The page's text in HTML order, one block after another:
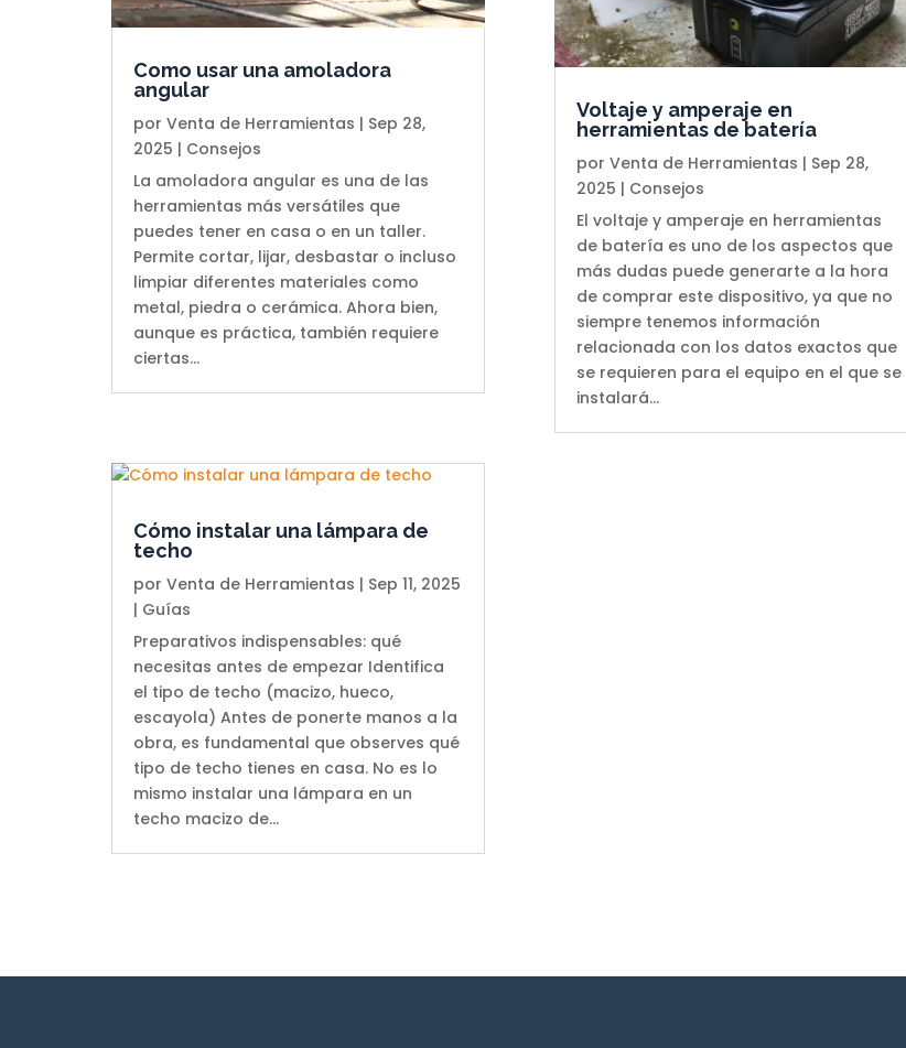
Como usar una amoladora
angular
por Venta de Herramientas | Sep 28,
2025 | Consejos
La amoladora angular es una de las
herramientas más versátiles que
puedes tener en casa o en un taller.
Permite cortar, lijar, desbastar o incluso
limpiar diferentes materiales como
metal, piedra o cerámica. Ahora bien,
aunque es práctica, también requiere
ciertas...
Cómo instalar una lámpara de
techo
por Venta de Herramientas | Sep 11, 2025
| Guías
Preparativos indispensables: qué
necesitas antes de empezar Identifica
el tipo de techo (macizo, hueco,
escayola) Antes de ponerte manos a la
obra, es fundamental que observes qué
tipo de techo tienes en casa. No es lo
mismo instalar una lámpara en un
techo macizo de...
Voltaje y amperaje en
herramientas de batería
por Venta de Herramientas | Sep 28,
2025 | Consejos
El voltaje y amperaje en herramientas
de batería es uno de los aspectos que
más dudas puede generarte a la hora
de comprar este dispositivo, ya que no
siempre tenemos información
relacionada con los datos exactos que
se requieren para el equipo en el que se
instalará...